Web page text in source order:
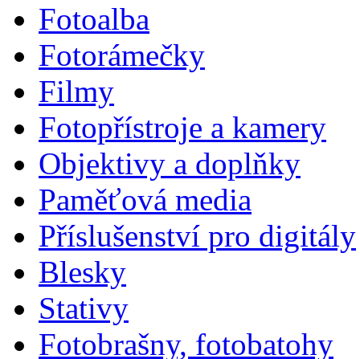
Fotoalba
Fotorámečky
Filmy
Fotopřístroje a kamery
Objektivy a doplňky
Paměťová media
Příslušenství pro digitály
Blesky
Stativy
Fotobrašny, fotobatohy